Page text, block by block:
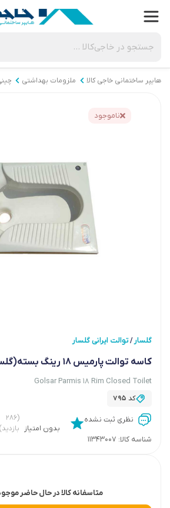
هایپر ساختمانی خاجی‌ کالا ملزومات بهداشتی
ناموجود
گلسار /توالت ایرانی گلسار
کاسه توالت پارمیس 18 رینگ بسته(گلسار)
Golsar Parmis 18 Rim Closed Toilet
کد 795
نظری ثبت نشده
بدون امتیاز
(۲۸۶
بازدید)
شناسه کالا: 11343007
متاسفانه کالا در حال حاضر